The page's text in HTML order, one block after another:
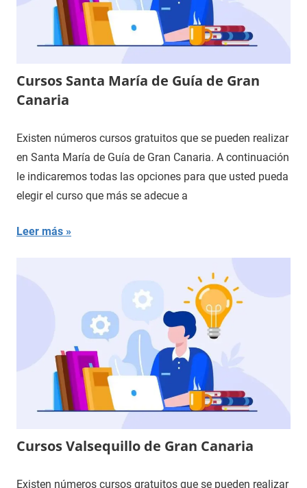
Cursos Santa María de Guía de Gran
Canaria
Existen números cursos gratuitos que se pueden realizar
en Santa María de Guía de Gran Canaria. A continuación
le indicaremos todas las opciones para que usted pueda
elegir el curso que más se adecue a
Leer más
Cursos Valsequillo de Gran Canaria
Existen números cursos gratuitos que se pueden realizar